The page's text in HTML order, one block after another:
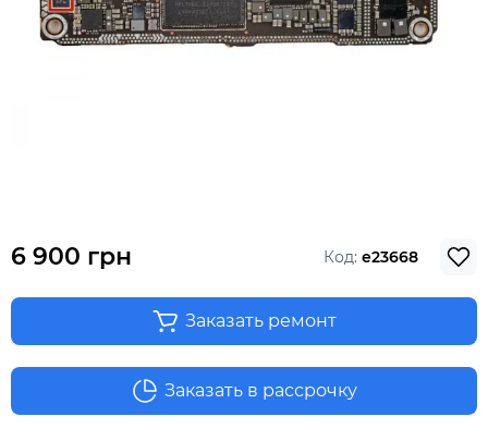
6 900 грн Код: e23668
Заказать ремонт
Заказать в рассрочку